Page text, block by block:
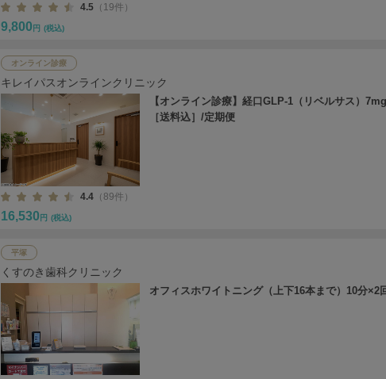
4.5 （19件）
9,800 円 (税込)
オンライン診療
キレイパスオンラインクリニック
【オンライン診療】経口GLP-1（リベルサス）
［送料込］/定期便
4.4 （89件）
16,530 円 (税込)
平塚
くすのき歯科クリニック
オフィスホワイトニング（上下16本まで）10分×2